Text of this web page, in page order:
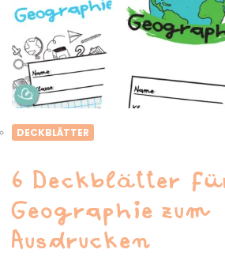
DECKBLÄTTER
6 Deckblätter
Geographie zum
Ausdrucken